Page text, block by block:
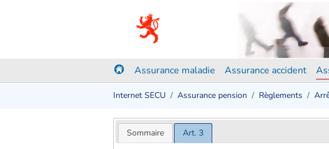
Assurance maladie Assurance accident
Internet SECU Assurance pension Règlements
Sommaire Art. 3